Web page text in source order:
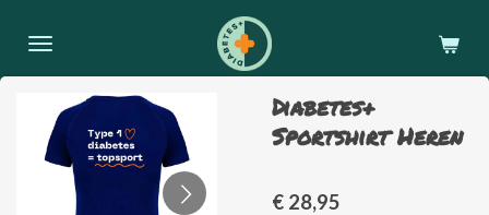
direct
naar
hoofdinhoud
Diabetes+
Sportshirt Heren
€ 28,95